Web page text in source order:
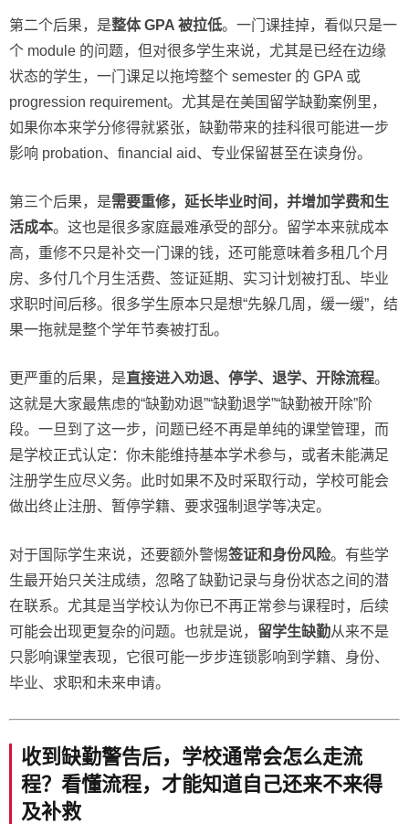
第二个后果，是整体 GPA 被拉低。一门课挂掉，看似只是一
个 module 的问题，但对很多学生来说，尤其是已经在边缘
状态的学生，一门课足以拖垮整个 semester 的 GPA 或
progression requirement。尤其是在美国留学缺勤案例里，
如果你本来学分修得就紧张，缺勤带来的挂科很可能进一步
影响 probation、financial aid、专业保留甚至在读身份。
第三个后果，是需要重修，延长毕业时间，并增加学费和生
活成本。这也是很多家庭最难承受的部分。留学本来就成本
高，重修不只是补交一门课的钱，还可能意味着多租几个月
房、多付几个月生活费、签证延期、实习计划被打乱、毕业
求职时间后移。很多学生原本只是想“先躲几周，缓一缓”，结
果一拖就是整个学年节奏被打乱。
更严重的后果，是直接进入劝退、停学、退学、开除流程。
这就是大家最焦虑的“缺勤劝退”“缺勤退学”“缺勤被开除”阶
段。一旦到了这一步，问题已经不再是单纯的课堂管理，而
是学校正式认定：你未能维持基本学术参与，或者未能满足
注册学生应尽义务。此时如果不及时采取行动，学校可能会
做出终止注册、暂停学籍、要求强制退学等决定。
对于国际学生来说，还要额外警惕签证和身份风险。有些学
生最开始只关注成绩，忽略了缺勤记录与身份状态之间的潜
在联系。尤其是当学校认为你已不再正常参与课程时，后续
可能会出现更复杂的问题。也就是说， 留学生缺勤从来不是
只影响课堂表现，它很可能一步步连锁影响到学籍、身份、
毕业、求职和未来申请。
收到缺勤警告后，学校通常会怎么走流
程？看懂流程，才能知道自己还来不来得
及补救